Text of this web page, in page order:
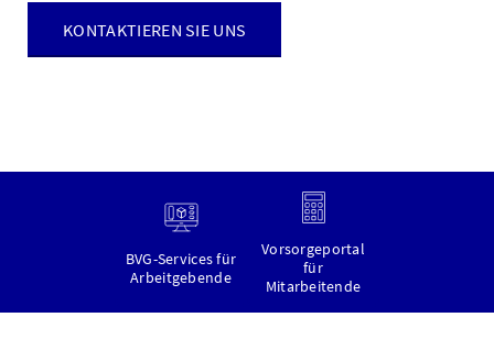
KONTAKTIEREN SIE UNS
BVG-Services für
Arbeitgebende
Vorsorgeportal
für
Mitarbeitende